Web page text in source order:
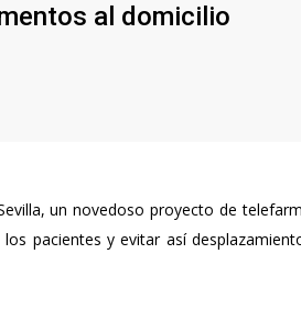
al domicilio
un novedoso proyecto de
pacientes y evitar así